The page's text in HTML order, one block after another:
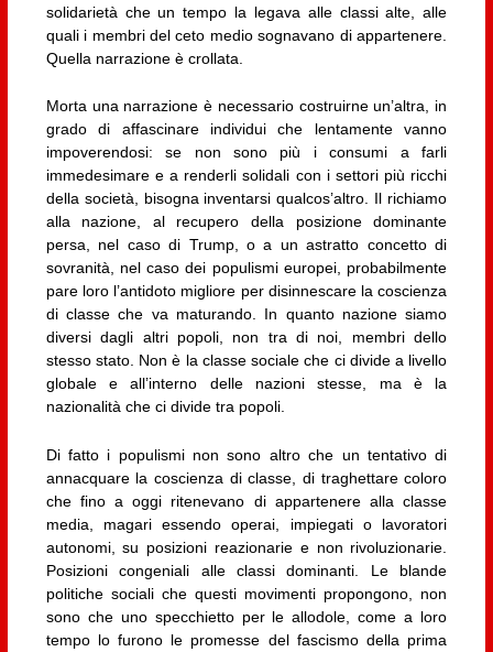
solidarietà che un tempo la legava alle classi alte, alle
quali i membri del ceto medio sognavano di appartenere.
Quella narrazione è crollata.
Morta una narrazione è necessario costruirne un’altra, in
grado di affascinare individui che lentamente vanno
impoverendosi: se non sono più i consumi a farli
immedesimare e a renderli solidali con i settori più ricchi
della società, bisogna inventarsi qualcos’altro. Il richiamo
alla nazione, al recupero della posizione dominante
persa, nel caso di Trump, o a un astratto concetto di
sovranità, nel caso dei populismi europei, probabilmente
pare loro l’antidoto migliore per disinnescare la coscienza
di classe che va maturando. In quanto nazione siamo
diversi dagli altri popoli, non tra di noi, membri dello
stesso stato. Non è la classe sociale che ci divide a livello
globale e all’interno delle nazioni stesse, ma è la
nazionalità che ci divide tra popoli.
Di fatto i populismi non sono altro che un tentativo di
annacquare la coscienza di classe, di traghettare coloro
che fino a oggi ritenevano di appartenere alla classe
media, magari essendo operai, impiegati o lavoratori
autonomi, su posizioni reazionarie e non rivoluzionarie.
Posizioni congeniali alle classi dominanti. Le blande
politiche sociali che questi movimenti propongono, non
sono che uno specchietto per le allodole, come a loro
tempo lo furono le promesse del fascismo della prima